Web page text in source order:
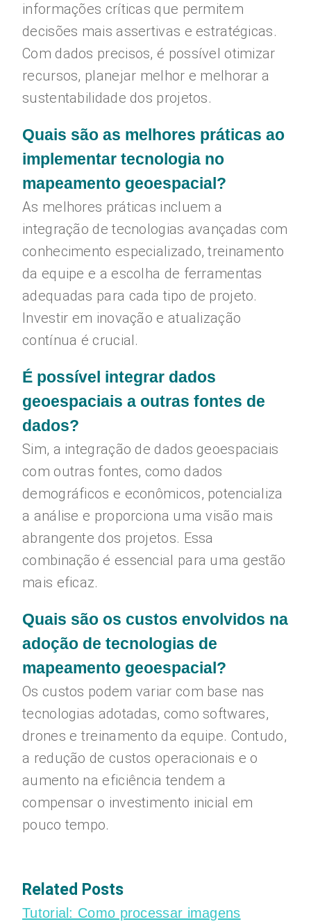
informações críticas que permitem
decisões mais assertivas e estratégicas.
Com dados precisos, é possível otimizar
recursos, planejar melhor e melhorar a
sustentabilidade dos projetos.
Quais são as melhores práticas ao
implementar tecnologia no
mapeamento geoespacial?
As melhores práticas incluem a
integração de tecnologias avançadas com
conhecimento especializado, treinamento
da equipe e a escolha de ferramentas
adequadas para cada tipo de projeto.
Investir em inovação e atualização
contínua é crucial.
É possível integrar dados
geoespaciais a outras fontes de
dados?
Sim, a integração de dados geoespaciais
com outras fontes, como dados
demográficos e econômicos, potencializa
a análise e proporciona uma visão mais
abrangente dos projetos. Essa
combinação é essencial para uma gestão
mais eficaz.
Quais são os custos envolvidos na
adoção de tecnologias de
mapeamento geoespacial?
Os custos podem variar com base nas
tecnologias adotadas, como softwares,
drones e treinamento da equipe. Contudo,
a redução de custos operacionais e o
aumento na eficiência tendem a
compensar o investimento inicial em
pouco tempo.
Related Posts
Tutorial: Como processar imagens